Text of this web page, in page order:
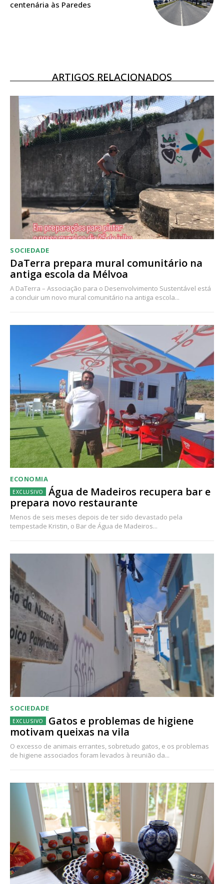
centenária às Paredes
ARTIGOS RELACIONADOS
SOCIEDADE
DaTerra prepara mural comunitário na
antiga escola da Mélvoa
A DaTerra – Associação para o Desenvolvimento Sustentável está
a concluir um novo mural comunitário na antiga escola...
ECONOMIA
Água de Madeiros recupera bar e
prepara novo restaurante
Menos de seis meses depois de ter sido devastado pela
tempestade Kristin, o Bar de Água de Madeiros...
SOCIEDADE
Gatos e problemas de higiene
motivam queixas na vila
O excesso de animais errantes, sobretudo gatos, e os problemas
de higiene associados foram levados à reunião da...